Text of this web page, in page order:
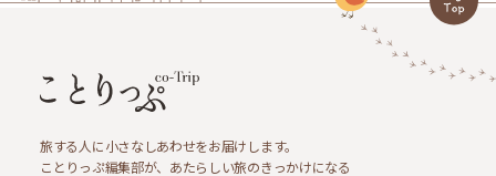
旅する人に小さなしあわせをお届けします。
ことりっぷ編集部が、あたらしい旅のきっかけになる